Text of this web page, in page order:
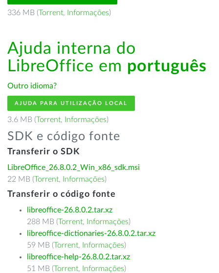
336 MB (Torrent, Informações)
Ajuda interna do
LibreOffice em português
Outro idioma?
AJUDA PARA UTILIZAÇÃO LOCAL
3.6 MB (Torrent, Informações)
SDK e código fonte
Transferir o SDK
LibreOffice_26.8.0.2_Win_x86_sdk.msi
22 MB (Torrent, Informações)
Transferir o código fonte
libreoffice-26.8.0.2.tar.xz
288 MB (Torrent, Informações)
libreoffice-dictionaries-26.8.0.2.tar.xz
59 MB (Torrent, Informações)
libreoffice-help-26.8.0.2.tar.xz
51 MB (Torrent, Informações)